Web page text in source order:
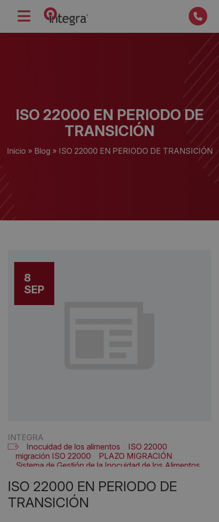
ISO 22000 EN PERIODO DE
TRANSICIÓN
Inicio » Blog » ISO 22000 EN PERIODO DE TRANSICIÓN
8
SEP
INTEGRA
Inocuidad de los alimentos
ISO 22000
migración ISO 22000
PLAZO MIGRACIÓN
Sistema de Gestión de la Inocuidad de los Alimentos
ISO 22000 EN PERIODO DE
TRANSICIÓN